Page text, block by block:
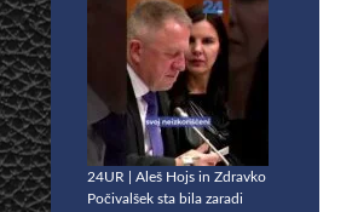
24UR | Aleš Hojs in Zdravko
Počivalšek sta bila zaradi